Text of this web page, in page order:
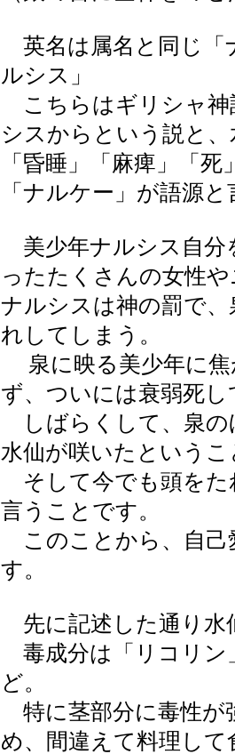
英名は属名と同じ「
ルシス」
こちらはギリシャ神
シスからという説と
「昏睡」「麻痺」「
「ナルケー」が語源
美少年ナルシス自分
ったたくさんの女性
ナルシスは神の罰で
れしてしまう。
泉に映る美少年に焦
ず、ついには衰弱死
しばらくして、泉の
水仙が咲いたという
そして今でも頭をた
言うことです。
このことから、自己
す。
先に記述した通り水
毒成分は「リコリン
ど。
特に茎部分に毒性が
め、間違えて料理し